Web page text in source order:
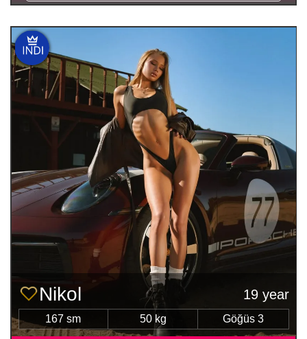
Nіkol 19 year
167 sm 50 kg Göğüs 3